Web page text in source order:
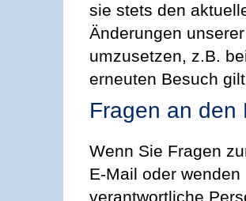
sie stets den
Änderungen
umzusetzen, z.B.
erneuten Besuch
Fragen an den
Wenn Sie Fragen
E-Mail oder
verantwortliche